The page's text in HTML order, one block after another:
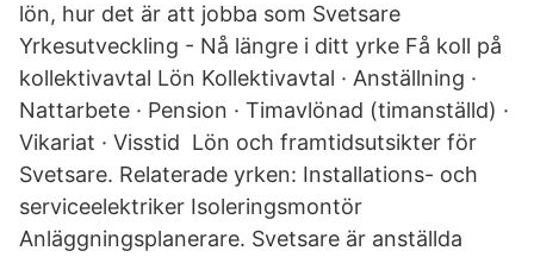
lön, hur det är att jobba som Svetsare
Yrkesutveckling - Nå längre i ditt yrke Få koll på
kollektivavtal Lön Kollektivavtal · Anställning ·
Nattarbete · Pension · Timavlönad (timanställd) ·
Vikariat · Visstid Lön och framtidsutsikter för
Svetsare. Relaterade yrken: Installations- och
serviceelektriker Isoleringsmontör
Anläggningsplanerare. Svetsare är anställda